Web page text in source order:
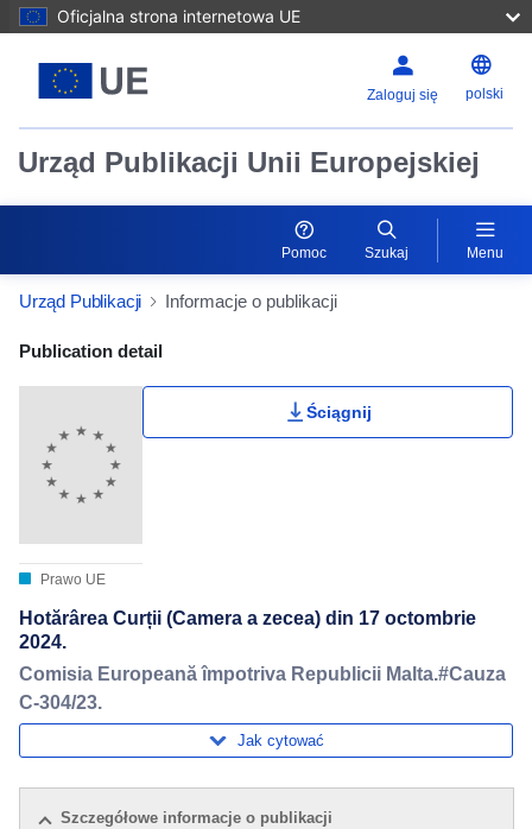
Oficjalna strona internetowa UE
Zaloguj się polski
Urząd Publikacji Unii Europejskiej
Pomoc Szukaj Menu
Urząd Publikacji Informacje o publikacji
Publication Detail Actions Portlet
Publication detail
Prawo UE
Ściągnij
Hotărârea Curții (Camera a zecea) din 17 octombrie
2024.
Comisia Europeană împotriva Republicii Malta.#Cauza
C-304/23.
Jak cytować
Szczegółowe informacje o publikacji